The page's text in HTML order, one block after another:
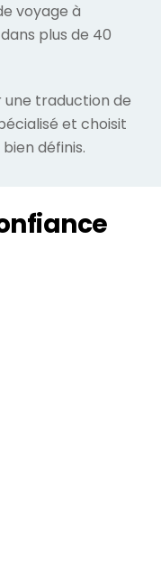
voyage à
plus de 40
une traduction de
et choisit
définis.